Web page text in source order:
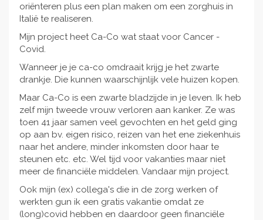
oriënteren plus een plan maken om een zorghuis in
Italië te realiseren.
Mijn project heet Ca-Co wat staat voor Cancer -
Covid.
Wanneer je je ca-co omdraait krijg je het zwarte
drankje. Die kunnen waarschijnlijk vele huizen kopen.
Maar Ca-Co is een zwarte bladzijde in je leven. Ik heb
zelf mijn tweede vrouw verloren aan kanker. Ze was
toen 41 jaar samen veel gevochten en het geld ging
op aan bv. eigen risico, reizen van het ene ziekenhuis
naar het andere, minder inkomsten door haar te
steunen etc. etc. Wel tijd voor vakanties maar niet
meer de financiële middelen. Vandaar mijn project.
Ook mijn (ex) collega's die in de zorg werken of
werkten gun ik een gratis vakantie omdat ze
(long)covid hebben en daardoor geen financiële